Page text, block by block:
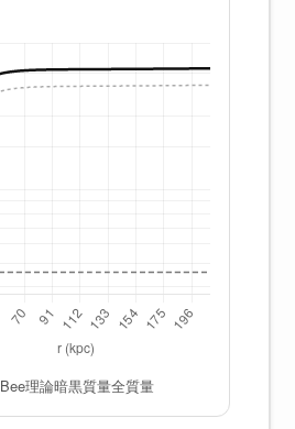
Bee理論暗黒質量全質量